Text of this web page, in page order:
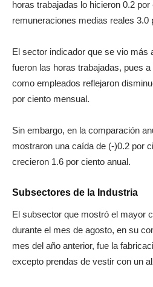
horas trabajadas lo hicieron 0.2 por
remuneraciones medias reales 3.0
El sector indicador que se vio más
fueron las horas trabajadas, pues
como empleados reflejaron
por ciento mensual.
Sin embargo, en la comparación
mostraron una caída de (-)0.2 por
crecieron 1.6 por ciento anual.
Subsectores de la Industria
El subsector que mostró el mayor
durante el mes de agosto, en su
mes del año anterior, fue la
excepto prendas de vestir con un